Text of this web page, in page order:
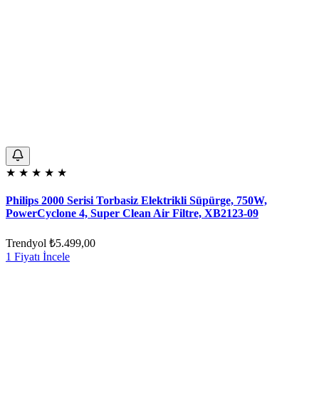
★ ★ ★ ★ ★
Philips 2000 Serisi Torbasiz Elektrikli Süpürge, 750W,
PowerCyclone 4, Super Clean Air Filtre, XB2123-09
Trendyol ₺5.499,00
1 Fiyatı İncele